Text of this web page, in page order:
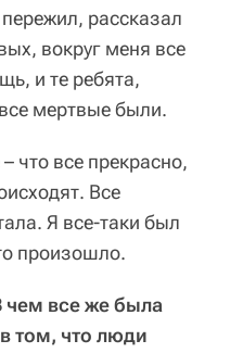
рассказал
вокруг меня все
и те ребята,
мертвые были.
что все прекрасно,
Все
Я все-таки был
произошло.
чем все же была
том, что люди